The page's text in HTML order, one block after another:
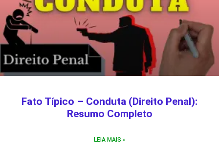
Fato Típico – Conduta (Direito Penal):
Resumo Completo
LEIA MAIS »